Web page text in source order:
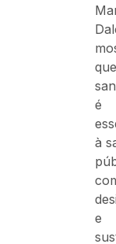
que
é
à
e